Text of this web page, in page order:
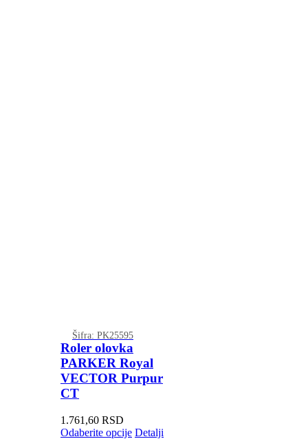
Šifra: PK25595
Roler olovka
PARKER Royal
VECTOR Purpur
CT
1.761,60 RSD
Odaberite opcije Detalji